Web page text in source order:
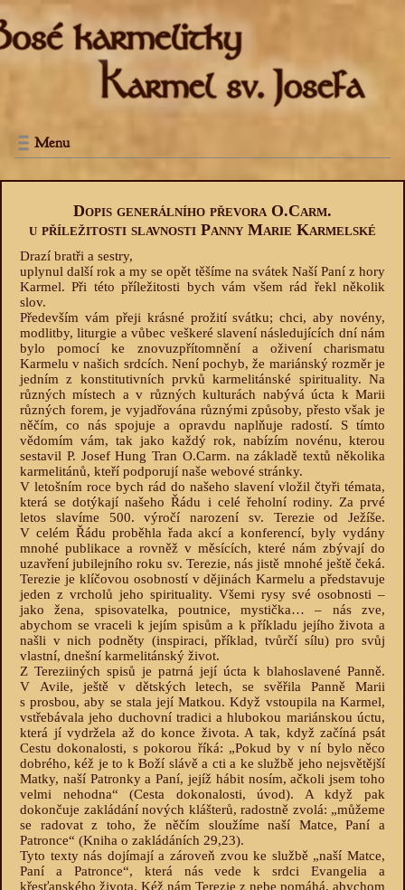
Menu
Dopis generálního převora O.Carm.
u příležitosti slavnosti Panny Marie Karmelské
Drazí bratři a sestry,
uplynul další rok a my se opět těšíme na svátek Naší Paní z hory
Karmel. Při této příležitosti bych vám všem rád řekl několik
slov.
Především vám přeji krásné prožití svátku; chci, aby novény,
modlitby, liturgie a vůbec veškeré slavení následujících dní nám
bylo pomocí ke znovuzpřítomnění a oživení charismatu
Karmelu v našich srdcích. Není pochyb, že mariánský rozměr je
jedním z konstitutivních prvků karmelitánské spirituality. Na
různých místech a v různých kulturách nabývá úcta k Marii
různých forem, je vyjadřována různými způsoby, přesto však je
něčím, co nás spojuje a opravdu naplňuje radostí. S tímto
vědomím vám, tak jako každý rok, nabízím novénu, kterou
sestavil P. Josef Hung Tran O.Carm. na základě textů několika
karmelitánů, kteří podporují naše webové stránky.
V letošním roce bych rád do našeho slavení vložil čtyři témata,
která se dotýkají našeho Řádu i celé řeholní rodiny. Za prvé
letos slavíme 500. výročí narození sv. Terezie od Ježíše.
V celém Řádu proběhla řada akcí a konferencí, byly vydány
mnohé publikace a rovněž v měsících, které nám zbývají do
uzavření jubilejního roku sv. Terezie, nás jistě mnohé ještě čeká.
Terezie je klíčovou osobností v dějinách Karmelu a představuje
jeden z vrcholů jeho spirituality. Všemi rysy své osobnosti –
jako žena, spisovatelka, poutnice, mystička… – nás zve,
abychom se vraceli k jejím spisům a k příkladu jejího života a
našli v nich podněty (inspiraci, příklad, tvůrčí sílu) pro svůj
vlastní, dnešní karmelitánský život.
Z Tereziiných spisů je patrná její úcta k blahoslavené Panně.
V Avile, ještě v dětských letech, se svěřila Panně Marii
s prosbou, aby se stala její Matkou. Když vstoupila na Karmel,
vstřebávala jeho duchovní tradici a hlubokou mariánskou úctu,
která jí vydržela až do konce života. A tak, když začíná psát
Cestu dokonalosti, s pokorou říká: „Pokud by v ní bylo něco
dobrého, kéž je to k Boží slávě a cti a ke službě jeho nejsvětější
Matky, naší Patronky a Paní, jejíž hábit nosím, ačkoli jsem toho
velmi nehodna“ (Cesta dokonalosti, úvod). A když pak
dokončuje zakládání nových klášterů, radostně zvolá: „můžeme
se radovat z toho, že něčím sloužíme naší Matce, Paní a
Patronce“ (Kniha o zakládáních 29,23).
Tyto texty nás dojímají a zároveň zvou ke službě „naší Matce,
Paní a Patronce“, která nás vede k srdci Evangelia a
křesťanského života. Kéž nám Terezie z nebe pomáhá, abychom